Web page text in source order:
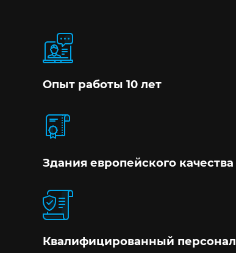
Опыт работы 10 лет
Здания европейского качества
Квалифицированный персонал